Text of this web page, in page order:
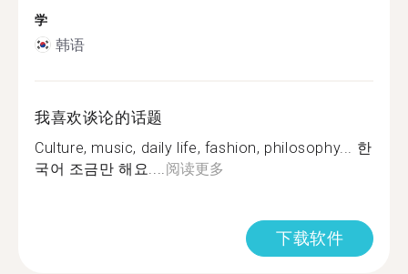
学
韩语
我喜欢谈论的话题
Culture, music, daily life, fashion, philosophy... 한
국어 조금만 해요.... 阅读更多
下载软件